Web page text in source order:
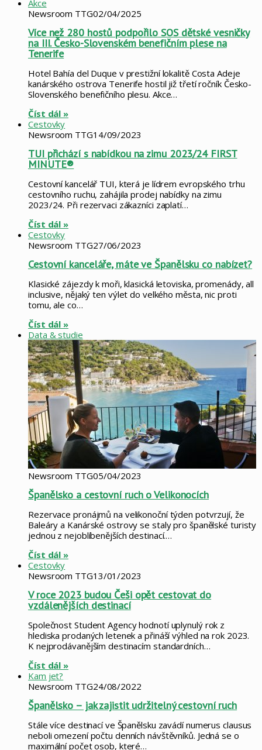
Akce
Newsroom TTG02/04/2025
Více než 280 hostů podpořilo SOS dětské vesničky
na III. Česko-Slovenském benefičním plese na
Tenerife
Hotel Bahía del Duque v prestižní lokalitě Costa Adeje
kanárského ostrova Tenerife hostil již třetí ročník Česko-
Slovenského benefičního plesu. Akce…
Číst dál »
Cestovky
Newsroom TTG14/09/2023
TUI přichází s nabídkou na zimu 2023/24 FIRST
MINUTE®
Cestovní kancelář TUI, která je lídrem evropského trhu
cestovního ruchu, zahájila prodej nabídky na zimu
2023/24. Při rezervaci zákazníci zaplatí…
Číst dál »
Cestovky
Newsroom TTG27/06/2023
Cestovní kanceláře, máte ve Španělsku co nabízet?
Klasické zájezdy k moři, klasická letoviska, promenády, all
inclusive, nějaký ten výlet do velkého města, nic proti
tomu, ale co…
Číst dál »
Data & studie
Newsroom TTG05/04/2023
Španělsko a cestovní ruch o Velikonocích
Rezervace pronájmů na velikonoční týden potvrzují, že
Baleáry a Kanárské ostrovy se staly pro španělské turisty
jednou z nejoblíbenějších destinací.…
Číst dál »
Cestovky
Newsroom TTG13/01/2023
V roce 2023 budou Češi opět cestovat do
vzdálenějších destinací
Společnost Student Agency hodnotí uplynulý rok z
hlediska prodaných letenek a přináší výhled na rok 2023.
K nejprodávanějším destinacím standardních…
Číst dál »
Kam jet?
Newsroom TTG24/08/2022
Španělsko – jak zajistit udržitelný cestovní ruch
Stále více destinací ve Španělsku zavádí numerus clausus
neboli omezení počtu denních návštěvníků. Jedná se o
maximální počet osob, které…